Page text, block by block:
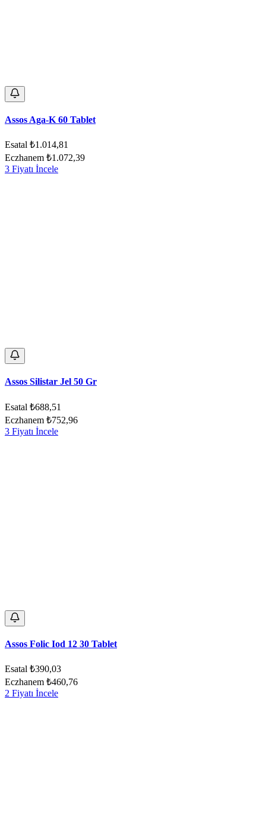
Assos Aga-K 60 Tablet
Esatal ₺1.014,81
Eczhanem ₺1.072,39
3 Fiyatı İncele
Assos Silistar Jel 50 Gr
Esatal ₺688,51
Eczhanem ₺752,96
3 Fiyatı İncele
Assos Folic Iod 12 30 Tablet
Esatal ₺390,03
Eczhanem ₺460,76
2 Fiyatı İncele